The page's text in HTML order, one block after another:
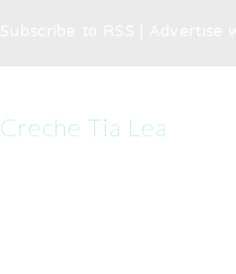
Creche Tia Lea